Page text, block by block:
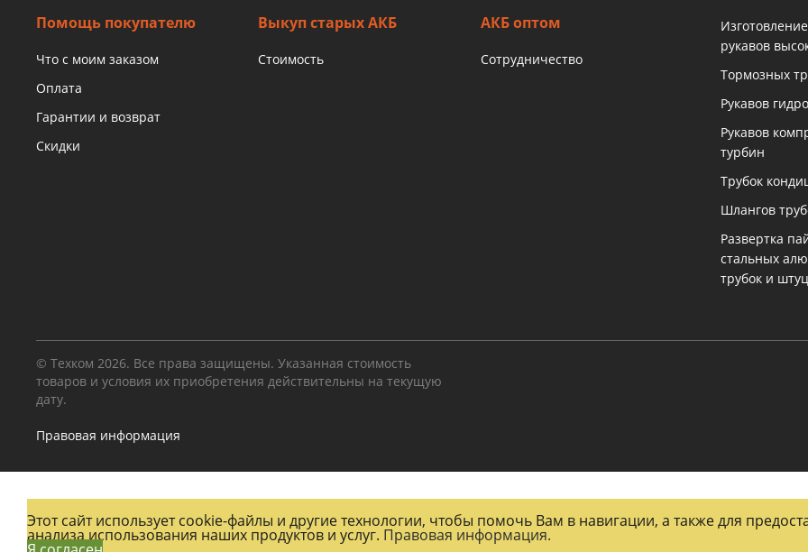
Помощь покупателю
Что с моим заказом
Оплата
Гарантии и возврат
Скидки
Выкуп старых АКБ
Стоимость
АКБ оптом
Сотрудничество
рукавов
Тормозных
Рукавов
Рукавов
турбин
Трубок
Шлангов
Развертка
стальных
трубок и
© Техком 2026. Все права защищены. Указанная стоимость
товаров и условия их приобретения действительны на текущую
дату.
Правовая информация
Этот сайт использует cookie-файлы и другие технологии, чтобы помочь Вам в навигации, а также для
анализа использования наших продуктов и услуг. Правовая информация.